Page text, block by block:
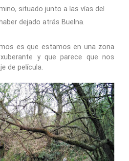
situado junto a las vías del
dejado atrás Buelna.
es que estamos en una zona
y que parece que nos
de película.